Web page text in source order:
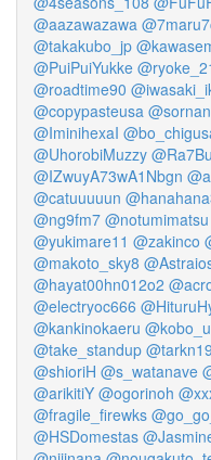
@aazawazawa
@takakubo_jp
@PuiPuiYukke
@roadtime90
@copypasteusa
@IminihexaI
@UhorobiMuzzy
@IZwuyA73wA1Nbgn
@catuuuuun
@ng9fm7 @notumimatsu
@yukimare11 @zakinco
@makoto_sky8
@hayat00hn012o2
@electryoc666
@kankinokaeru
@take_standup
@shioriH @s_watanave
@arikitiY @ogorinoh
@fragile_firewks
@HSDomestas